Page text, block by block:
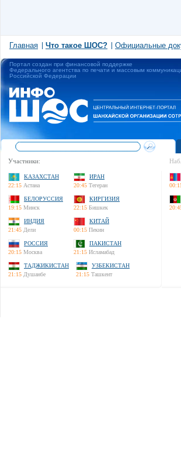
Главная Что такое ШОС? Официальные
Портал создан при финансовой поддержке
Федерального агентства по печати и массовым
Российской Федерации
Участники:
КАЗАХСТАН
22:15 Астана
ИРАН
20:45 Тегеран
БЕЛОРУССИЯ
19:15 Минск
КИРГИЗИЯ
22:15 Бишкек
ИНДИЯ
21:45 Дели
КИТАЙ
00:15 Пекин
РОССИЯ
20:15 Москва
ПАКИСТАН
21:15 Исламабад
ТАДЖИКИСТАН
21:15 Душанбе
УЗБЕКИСТАН
21:15 Ташкент